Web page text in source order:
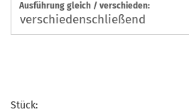
Ausführung gleich / verschieden:
Stück: